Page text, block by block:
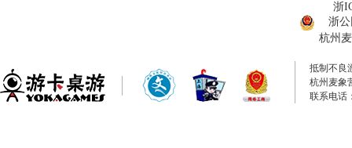
浙
浙公
杭州
抵制不良
杭州麦象
联系电话